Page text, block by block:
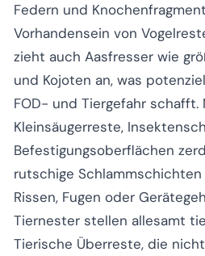
Federn und
Vorhandensein von
zieht auch Aasfresser wie
und Kojoten an, was
FOD- und Tiergefahr schafft.
Kleinsäugerreste,
Befestigungsoberflächen
rutschige
Rissen, Fugen oder
Tiernester stellen allesamt
Tierische Überreste, die